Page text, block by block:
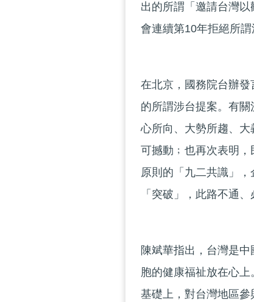
出的所謂「邀請台灣
會連續第10年拒絕所謂
在北京，國務院台辦
的所謂涉台提案。有
心所向、大勢所趨、
可撼動﹔也再次表明
原則的「九二共識」
「突破」，此路不通、
陳斌華指出，台灣是
胞的健康福祉放在心
基礎上，對台灣地區參